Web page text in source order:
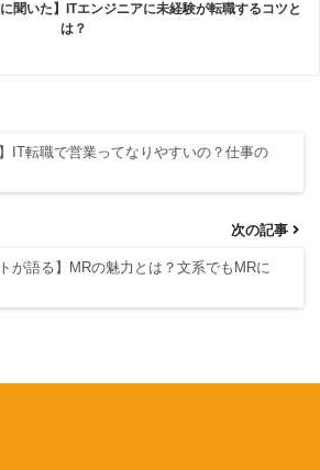
聞いた】ITエンジニアに未経験が転職するコツと
は？
IT転職で営業ってなりやすいの？仕事の
次の記事
が語る】MRの魅力とは？文系でもMRに